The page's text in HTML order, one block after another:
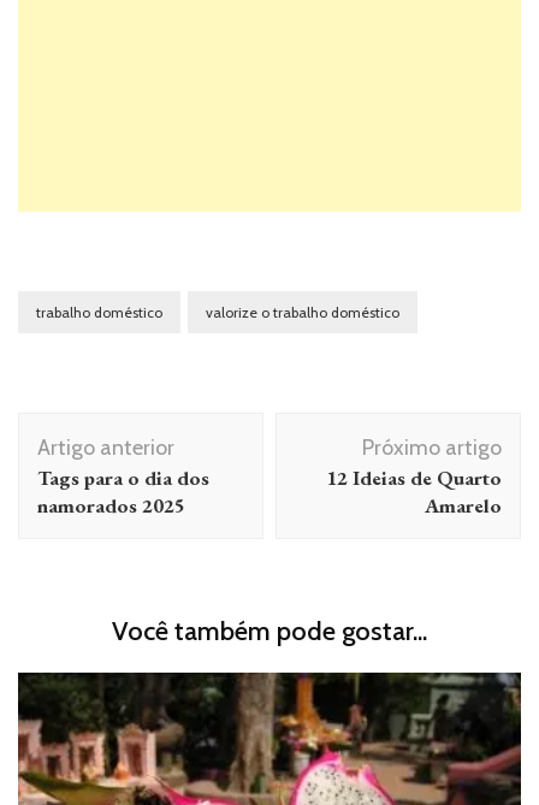
trabalho doméstico valorize o trabalho doméstico
Navegação
de
post
Artigo anterior
Tags para o dia dos
namorados 2025
Próximo artigo
12 Ideias de Quarto
Amarelo
Você também pode gostar...